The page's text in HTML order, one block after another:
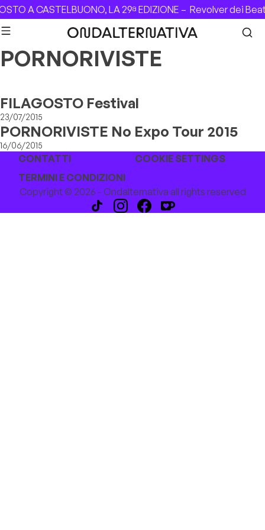
Skip to content
A CASTELBUONO, LA 29ª EDIZIONE – Revolver dei
PORNORIVISTE
FILAGOSTO Festival
23/07/2015
PORNORIVISTE No Expo Tour 2015
16/06/2015
CONTATTI
COOKIE SETTINGS
TERMINI E CONDIZIONI
Copyright © 2026 - Ondalternativa all rights reserved